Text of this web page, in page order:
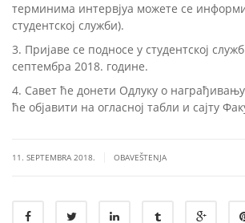
терминима интервјуа можете се
студентској служби).
3. Пријаве се подносе у студентској
септембра 2018. године.
4. Савет ће донети Одлуку о
ће објавити на огласној табли и сајту
11. SEPTEMBRA 2018. OBAVEŠTENJA